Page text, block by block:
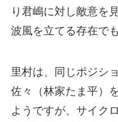
り君嶋に対し敵意を
波風を立てる存在で
里村は、同じポジシ
佐々（林家たま平）
ようですが、サイク